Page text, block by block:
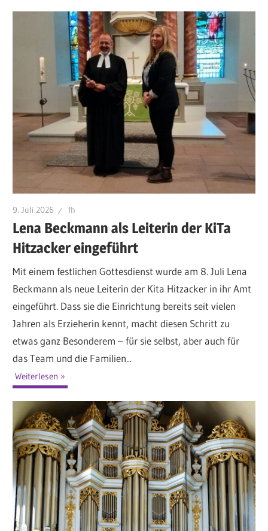
9. Juli 2026 fh
Lena Beckmann als Leiterin der KiTa
Hitzacker eingeführt
Mit einem festlichen Gottesdienst wurde am 8. Juli Lena
Beckmann als neue Leiterin der Kita Hitzacker in ihr Amt
eingeführt. Dass sie die Einrichtung bereits seit vielen
Jahren als Erzieherin kennt, macht diesen Schritt zu
etwas ganz Besonderem – für sie selbst, aber auch für
das Team und die Familien...
Weiterlesen